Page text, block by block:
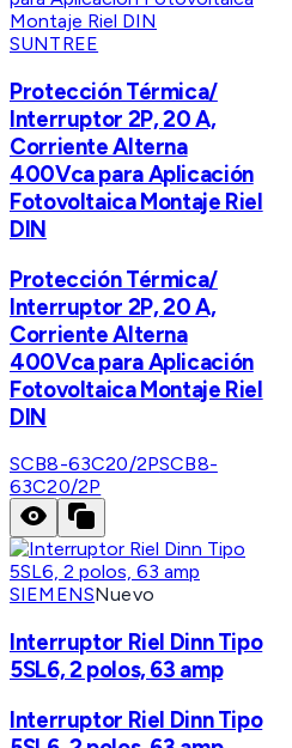
SUNTREE
Protección Térmica/
Interruptor 2P, 20 A,
Corriente Alterna
400Vca para Aplicación
Fotovoltaica Montaje Riel
DIN
Protección Térmica/
Interruptor 2P, 20 A,
Corriente Alterna
400Vca para Aplicación
Fotovoltaica Montaje Riel
DIN
SCB8-63C20/2PSCB8-
63C20/2P
SIEMENSNuevo
Interruptor Riel Dinn Tipo
5SL6, 2 polos, 63 amp
Interruptor Riel Dinn Tipo